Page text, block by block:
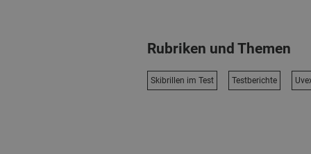
Rubriken und Themen
Skibrillen im Test Testberichte